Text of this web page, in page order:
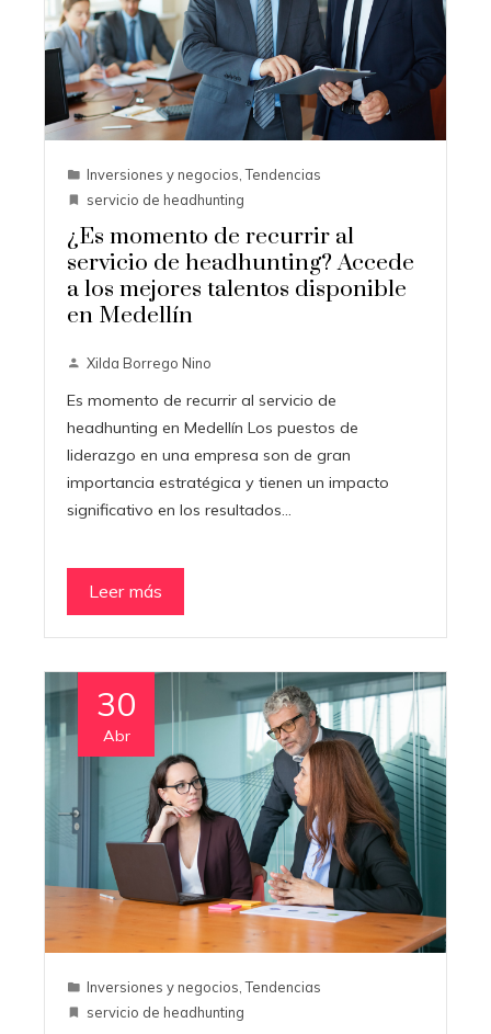
Inversiones y negocios ,Tendencias
servicio de headhunting
¿Es momento de recurrir al
servicio de headhunting? Accede
a los mejores talentos disponible
en Medellín
Xilda Borrego Nino
Es momento de recurrir al servicio de
headhunting en Medellín Los puestos de
liderazgo en una empresa son de gran
importancia estratégica y tienen un impacto
significativo en los resultados…
Leer más
30
Abr
Inversiones y negocios ,Tendencias
servicio de headhunting